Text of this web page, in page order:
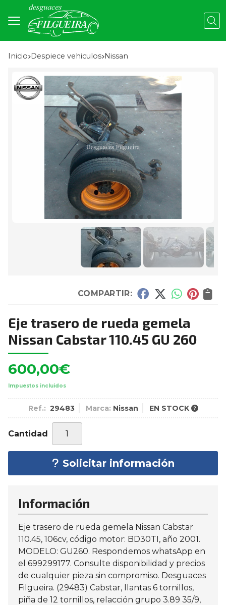
Inicio despiece vehiculos nissan
COMPARTIR:
Eje trasero de rueda gemela
Nissan Cabstar 110.45 GU 260
600,00€
Impuestos incluidos
Ref.: 29483 Marca: Nissan EN STOCK
Cantidad
Solicitar información
Información
Eje trasero de rueda gemela Nissan Cabstar
110.45, 106cv, código motor: BD30TI, año 2001.
MODELO: GU260. Respondemos whatsApp en
el 699299177. Consulte disponibilidad y precios
de cualquier pieza sin compromiso. Desguaces
Filgueira. (29483) Cabstar, llantas 6 tornillos,
piña de 12 tornillos, relacción grupo 3.89 35/9,